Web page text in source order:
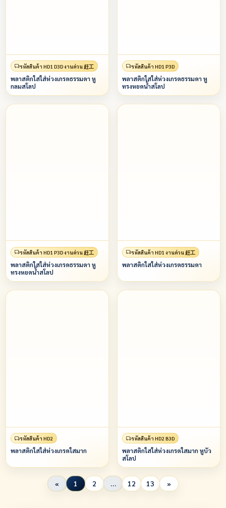
รหัสสินค้า HD1 D3D งานด่วน 赶工
พลาสติกใสใส่ห่วงเกรดธรรมดา หู
กลมสโลป
รหัสสินค้า HD1 P3D
พลาสติกใสใส่ห่วงเกรดธรรมดา หู
ทรงหยดน้ำสโลป
รหัสสินค้า HD1 P3D งานด่วน 赶工
พลาสติกใสใส่ห่วงเกรดธรรมดา หู
ทรงหยดน้ำสโลป
รหัสสินค้า HD1 งานด่วน 赶工
พลาสติกใสใส่ห่วงเกรดธรรมดา
รหัสสินค้า HD2
พลาสติกใสใส่ห่วงเกรดใสมาก
รหัสสินค้า HD2 B3D
พลาสติกใสใส่ห่วงเกรดใสมาก หูบัว
สโลป
« 1 2 … 12 13 »